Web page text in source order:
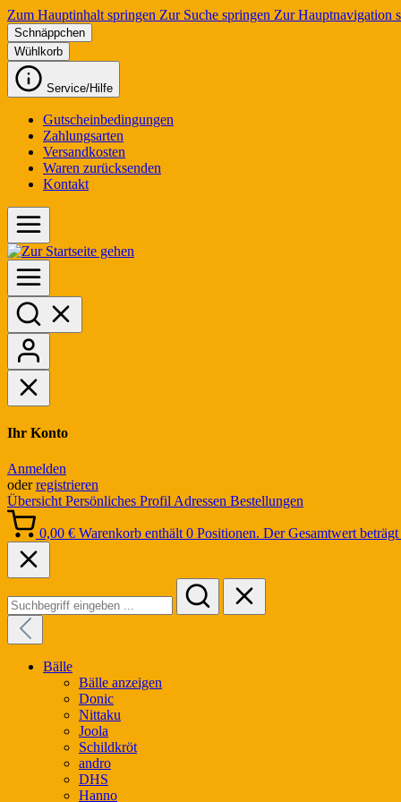
Zum Hauptinhalt springen Zur Suche springen Zur Hauptnavigation
Schnäppchen
Wühlkorb
Service/Hilfe
Gutscheinbedingungen
Zahlungsarten
Versandkosten
Waren zurücksenden
Kontakt
Ihr Konto
Anmelden
oderregistrieren
Übersicht Persönliches Profil Adressen Bestellungen
0,00 € Warenkorb enthält 0 Positionen. Der Gesamtwert
Bälle
Bälle anzeigen
Donic
Nittaku
Joola
Schildkröt
andro
DHS
Hanno